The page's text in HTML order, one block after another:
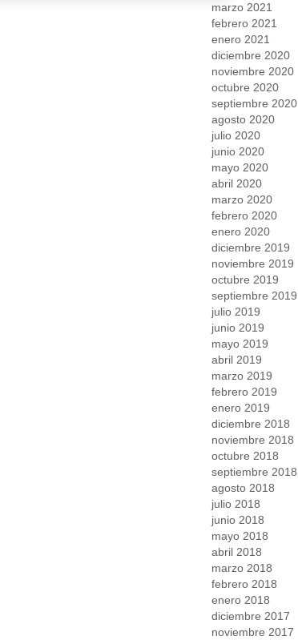
marzo 2021
febrero 2021
enero 2021
diciembre 2020
noviembre 2020
octubre 2020
septiembre 2020
agosto 2020
julio 2020
junio 2020
mayo 2020
abril 2020
marzo 2020
febrero 2020
enero 2020
diciembre 2019
noviembre 2019
octubre 2019
septiembre 2019
julio 2019
junio 2019
mayo 2019
abril 2019
marzo 2019
febrero 2019
enero 2019
diciembre 2018
noviembre 2018
octubre 2018
septiembre 2018
agosto 2018
julio 2018
junio 2018
mayo 2018
abril 2018
marzo 2018
febrero 2018
enero 2018
diciembre 2017
noviembre 2017